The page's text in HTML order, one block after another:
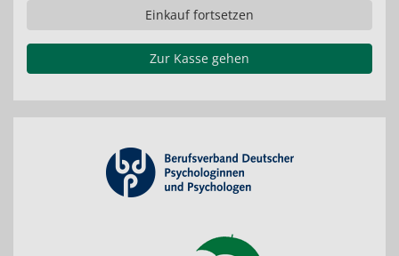
Einkauf fortsetzen
Zur Kasse gehen